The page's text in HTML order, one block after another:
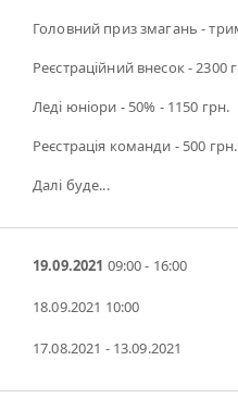
Головний приз змагань -
Реєстраційний внесок - 2300
Леді юніори - 50% - 1150 грн.
Реєстрація команди - 500 грн.
Далі буде...
19.09.2021 09:00 - 16:00
18.09.2021 10:00
17.08.2021 - 13.09.2021